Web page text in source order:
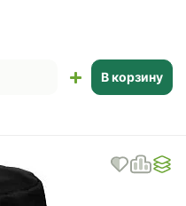
В корзину